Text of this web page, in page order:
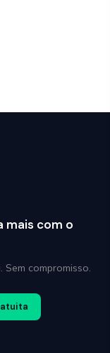
mais com o
compromisso.